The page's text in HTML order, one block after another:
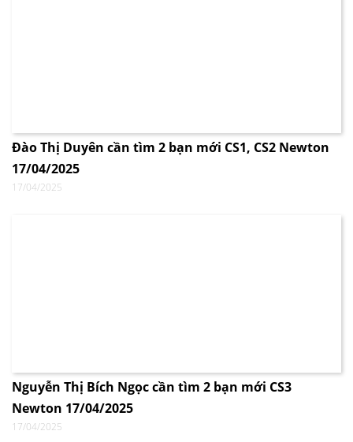
Đào Thị Duyên cần tìm 2 bạn mới CS1, CS2 Newton
17/04/2025
17/04/2025
Nguyễn Thị Bích Ngọc cần tìm 2 bạn mới CS3
Newton 17/04/2025
17/04/2025